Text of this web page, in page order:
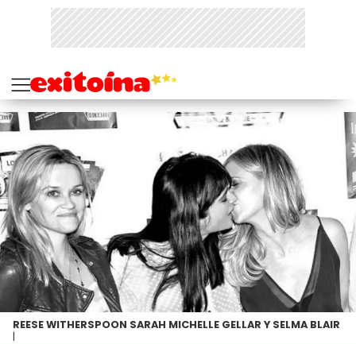
REESE WITHERSPOON SARAH MICHELLE GELLAR Y SELMA BLAIR
|